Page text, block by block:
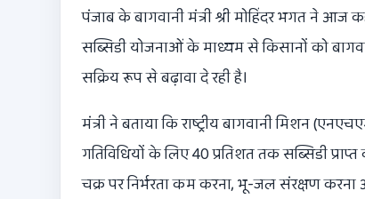
पंजाब के बागवानी मंत्री श्री मोहिंदर भगत ने
सब्सिडी योजनाओं के माध्यम से किसानों को
सक्रिय रूप से बढ़ावा दे रही है।
मंत्री ने बताया कि राष्ट्रीय बागवानी मिशन
गतिविधियों के लिए 40 प्रतिशत तक सब्सिडी
चक्र पर निर्भरता कम करना, भू-जल संरक्षण